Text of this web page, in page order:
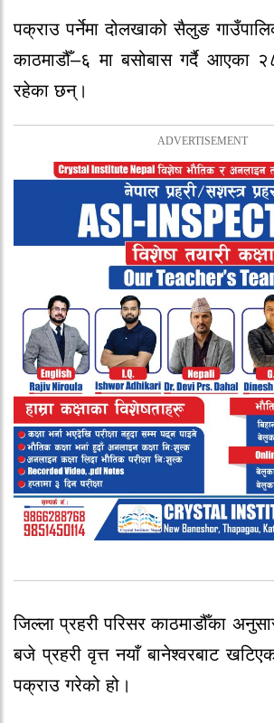
पक्राउ पर्नेमा दोलखाको सैलुङ
काठमाडौँ–६ मा बसोबास गर्दै आएका
रहेका छन्।
जिल्ला प्रहरी परिसर काठमाडौँका
बजे प्रहरी वृत्त नयाँ बानेश्वरबाट
पक्राउ गरेको हो।